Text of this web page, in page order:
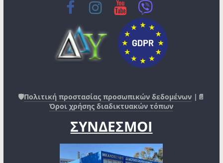
🛡️Πολιτική προστασίας προσωπικών δεδομένων |📄
Όροι χρήσης διαδικτυακών τόπων
ΣΥΝΔΕΣΜΟΙ